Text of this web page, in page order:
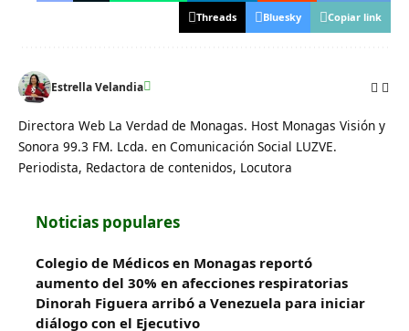
Threads Bluesky Copiar link
Estrella Velandia
Directora Web La Verdad de Monagas. Host Monagas Visión y
Sonora 99.3 FM. Lcda. en Comunicación Social LUZVE.
Periodista, Redactora de contenidos, Locutora
Noticias populares
Colegio de Médicos en Monagas reportó
aumento del 30% en afecciones respiratorias
Dinorah Figuera arribó a Venezuela para iniciar
diálogo con el Ejecutivo